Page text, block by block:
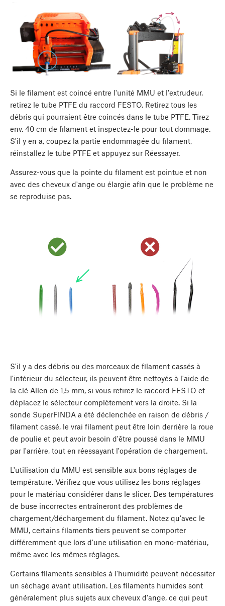
Si le filament est coincé entre l'unité MMU et l'extrudeur,
retirez le tube PTFE du raccord FESTO. Retirez tous les
débris qui pourraient être coincés dans le tube PTFE. Tirez
env. 40 cm de filament et inspectez-le pour tout dommage.
S'il y en a, coupez la partie endommagée du filament,
réinstallez le tube PTFE et appuyez sur Réessayer.
Assurez-vous que la pointe du filament est pointue et non
avec des cheveux d'ange ou élargie afin que le problème ne
se reproduise pas.
S'il y a des débris ou des morceaux de filament cassés à
l'intérieur du sélecteur, ils peuvent être nettoyés à l'aide de
la clé Allen de 1,5 mm, si vous retirez le raccord FESTO et
déplacez le sélecteur complètement vers la droite. Si la
sonde SuperFINDA a été déclenchée en raison de débris /
filament cassé, le vrai filament peut être loin derrière la roue
de poulie et peut avoir besoin d'être poussé dans le MMU
par l'arrière, tout en réessayant l'opération de chargement.
L'utilisation du MMU est sensible aux bons réglages de
température. Vérifiez que vous utilisez les bons réglages
pour le matériau considérer dans le slicer. Des températures
de buse incorrectes entraîneront des problèmes de
chargement/déchargement du filament. Notez qu'avec le
MMU, certains filaments tiers peuvent se comporter
différemment que lors d'une utilisation en mono-matériau,
même avec les mêmes réglages.
Certains filaments sensibles à l'humidité peuvent nécessiter
un séchage avant utilisation. Les filaments humides sont
généralement plus sujets aux cheveux d'ange, ce qui peut